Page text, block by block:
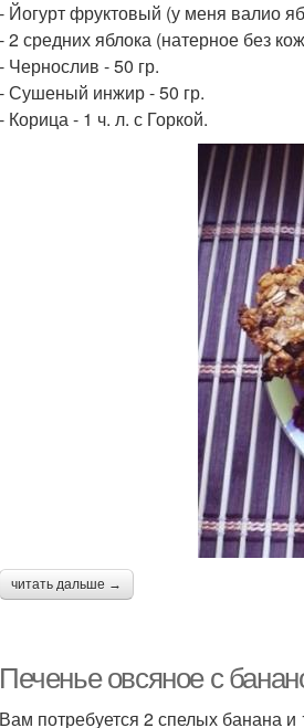
- Йогурт фруктовый (у меня валио
- 2 средних яблока (натерное без
- Чернослив - 50 гр.
- Сушеный инжир - 50 гр.
- Корица - 1 ч. л. с Горкой.
читать дальше →
Печенье овсяное с
Вам потребуется 2 спелых банана